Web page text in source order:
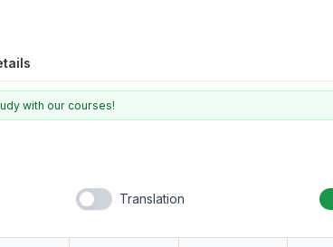
with our courses!
Translation